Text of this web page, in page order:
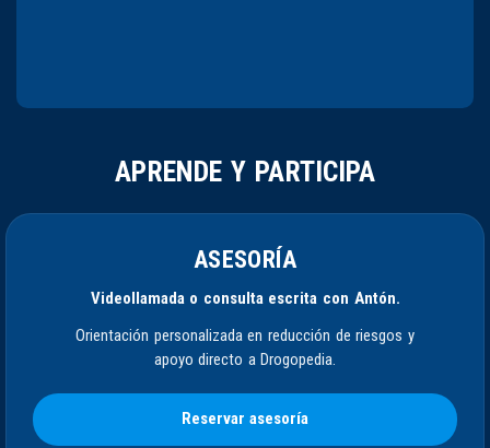
APRENDE Y PARTICIPA
ASESORÍA
Videollamada o consulta escrita con Antón.
Orientación personalizada en reducción de riesgos y
apoyo directo a Drogopedia.
Reservar asesoría